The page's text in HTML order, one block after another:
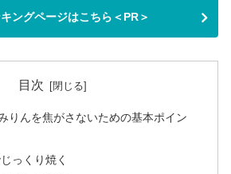
ングページはこちら＜PR＞
目次
りんを焦がさないための基本ポイン
っくり焼く